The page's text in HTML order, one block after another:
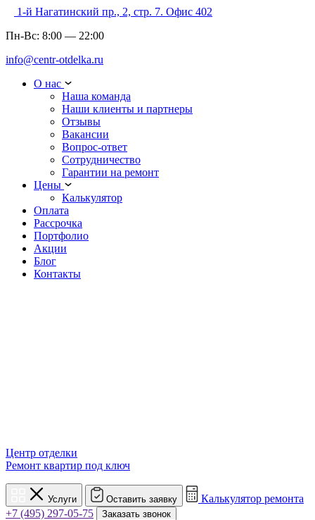
1-й Нагатинский пр., 2, стр. 7. Офис 402
Пн-Вс: 8:00 — 22:00
info@centr-otdelka.ru
О нас
Наша команда
Наши клиенты и партнеры
Отзывы
Вакансии
Вопрос-ответ
Сотрудничество
Гарантии на ремонт
Цены
Калькулятор
Оплата
Рассрочка
Портфолио
Акции
Блог
Контакты
Центр отделки
Ремонт квартир под ключ
Услуги Оставить заявку
Калькулятор ремонта
+7 (495) 297-05-75
Заказать звонок